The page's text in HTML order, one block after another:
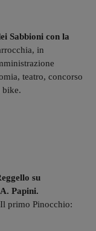
Sabbioni con la
in
teatro, concorso
bike.
su
Papini.
primo Pinocchio: